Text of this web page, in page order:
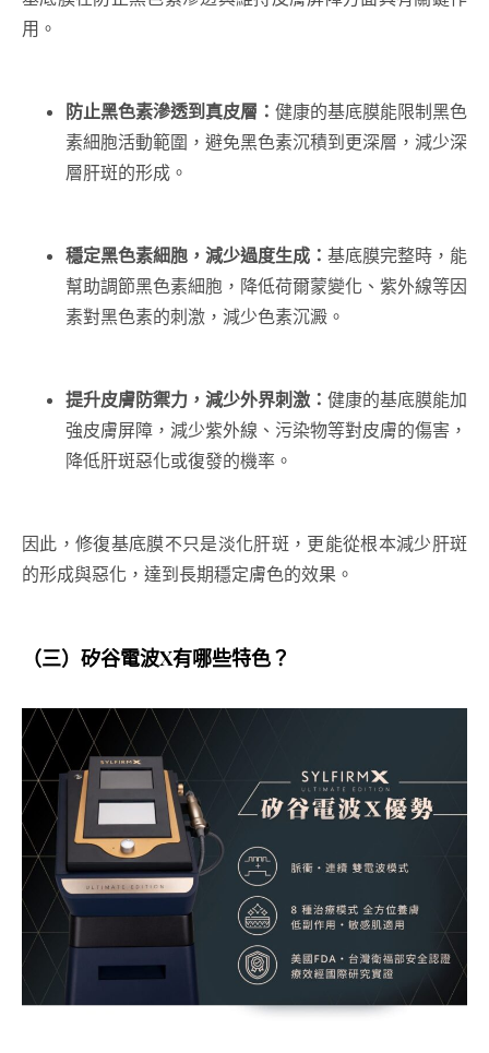
用。
防止黑色素滲透到真皮層： 健康的基底膜能限制黑色
素細胞活動範圍，避免黑色素沉積到更深層，減少深
層肝斑的形成。
穩定黑色素細胞，減少過度生成： 基底膜完整時，能
幫助調節黑色素細胞，降低荷爾蒙變化、紫外線等因
素對黑色素的刺激，減少色素沉澱。
提升皮膚防禦力，減少外界刺激： 健康的基底膜能加
強皮膚屏障，減少紫外線、污染物等對皮膚的傷害，
降低肝斑惡化或復發的機率。
因此，修復基底膜不只是淡化肝斑，更能從根本減少肝斑
的形成與惡化，達到長期穩定膚色的效果。
（三）矽谷電波X有哪些特色？